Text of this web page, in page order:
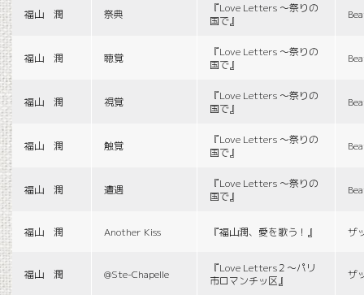
福山 潤 祭典
『Love Letters 〜祭りの
国で』
福山 潤 聴覚
『Love Letters 〜祭りの
国で』
福山 潤 視覚
『Love Letters 〜祭りの
国で』
福山 潤 触覚
『Love Letters 〜祭りの
国で』
福山 潤 遭遇
『Love Letters 〜祭りの
国で』
福山 潤 Another Kiss 『福山潤、愛を歌う！』 ザ
福山 潤 @Ste-Chapelle
『Love Letters２〜パリ
市ロマンチッ区』
ザ